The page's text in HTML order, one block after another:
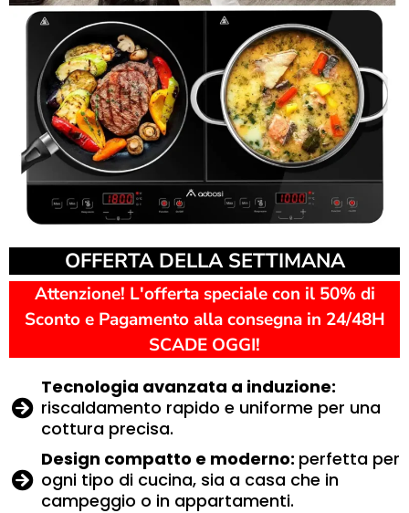
OFFERTA DELLA SETTIMANA
Attenzione! L'offerta speciale con il 50% di
Sconto e Pagamento alla consegna in 24/48H
SCADE OGGI!
Tecnologia avanzata a induzione:
riscaldamento rapido e uniforme per una
cottura precisa.
Design compatto e moderno: perfetta per
ogni tipo di cucina, sia a casa che in
campeggio o in appartamenti.